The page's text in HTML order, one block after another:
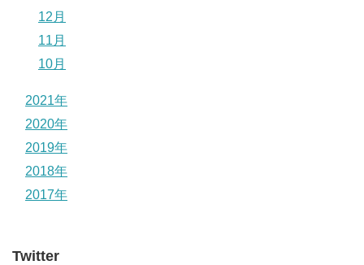
12月
11月
10月
2021年
2020年
2019年
2018年
2017年
Twitter